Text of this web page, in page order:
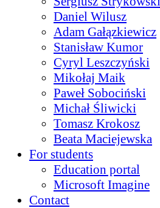
Daniel Wilusz
Adam Gałązkiewicz
Stanisław Kumor
Cyryl Leszczyński
Mikołaj Maik
Paweł Sobociński
Michał Śliwicki
Tomasz Krokosz
Beata Maciejewska
For students
Education portal
Microsoft Imagine
Contact